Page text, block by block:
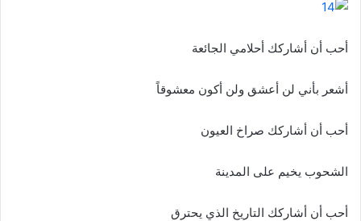
ر
ن
ا
أحب أن أشاركك أحلامي الجائعة
أشعر بأني لن أعشق ولن أكون معشوقاً
أحب أن أشاركك صراخ العيون
الشحوب يخيم على المدينة
أحب أن أشاركك التاريخ الذي يحترق